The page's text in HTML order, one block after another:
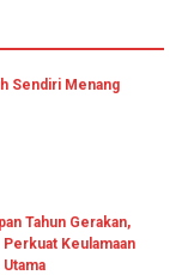
Sendiri Menang
Tahun Gerakan,
Perkuat Keulamaan